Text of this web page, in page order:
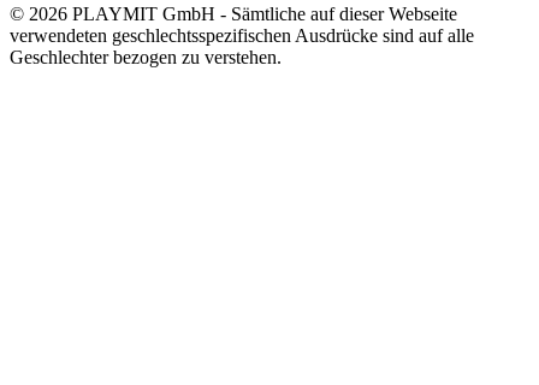
© 2026 PLAYMIT GmbH - Sämtliche auf dieser Webseite
verwendeten geschlechtsspezifischen Ausdrücke sind auf alle
Geschlechter bezogen zu verstehen.